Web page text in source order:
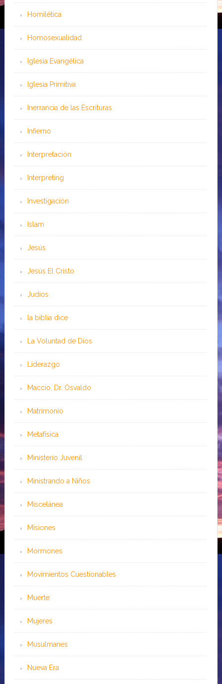
Homilética
Homosexualidad
Iglesia Evangélica
Iglesia Primitiva
Inerrancia de las Escrituras
Infierno
Interpretación
Interpreting
Investigación
Islam
Jesús
Jesús El Cristo
Judíos
la biblia dice
La Voluntad de Dios
Liderazgo
Maccio, Dr. Osvaldo
Matrimonio
Metafísica
Ministerio Juvenil
Ministrando a Niños
Miscelánea
Misiones
Mormones
Movimientos Cuestionables
Muerte
Mujeres
Musulmanes
Nueva Era